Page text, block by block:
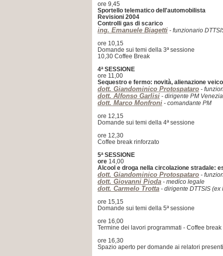
ore 9,45
Sportello telematico dell'automobilista
Revisioni 2004
Controlli gas di scarico
ing. Emanuele Biagetti - funzionario
ore 10,15
Domande sui temi della 3ª sessione
10,30 Coffee Break
4ª SESSIONE
ore 11,00
Sequestro e fermo: novità, alienazione
dott. Giandominico Protospataro -
dott. Alfonso Garlisi - dirigente PM Venezia
dott. Marco Monfroni - comandante PM
ore 12,15
Domande sui temi della 4ª sessione
ore 12,30
Coffee break rinforzato
5ª SESSIONE
ore 14,00
Alcool e droga nella circolazione stradale:
dott. Giandominico Protospataro -
dott. Giovanni Pioda - medico legale
dott. Carmelo Trotta - dirigente DTTSIS (ex
ore 15,15
Domande sui temi della 5ª sessione
ore 16,00
Termine dei lavori programmati - Coffee break
ore 16,30
Spazio aperto per domande ai relatori